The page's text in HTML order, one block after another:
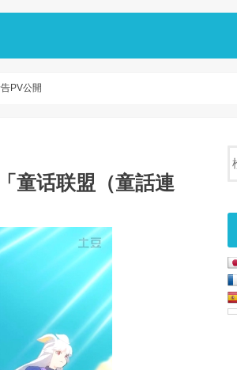
PV公開
童话联盟（童話連